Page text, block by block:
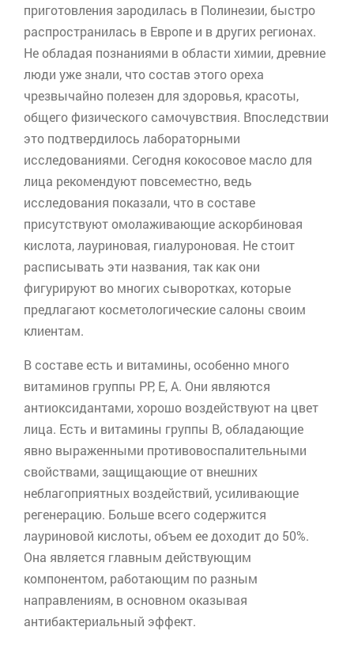
приготовления зародилась в Полинезии, быстро
распространилась в Европе и в других регионах.
Не обладая познаниями в области химии, древние
люди уже знали, что состав этого ореха
чрезвычайно полезен для здоровья, красоты,
общего физического самочувствия. Впоследствии
это подтвердилось лабораторными
исследованиями. Сегодня кокосовое масло для
лица рекомендуют повсеместно, ведь
исследования показали, что в составе
присутствуют омолаживающие аскорбиновая
кислота, лауриновая, гиалуроновая. Не стоит
расписывать эти названия, так как они
фигурируют во многих сыворотках, которые
предлагают косметологические салоны своим
клиентам.
В составе есть и витамины, особенно много
витаминов группы РР, Е, А. Они являются
антиоксидантами, хорошо воздействуют на цвет
лица. Есть и витамины группы В, обладающие
явно выраженными противовоспалительными
свойствами, защищающие от внешних
неблагоприятных воздействий, усиливающие
регенерацию. Больше всего содержится
лауриновой кислоты, объем ее доходит до 50%.
Она является главным действующим
компонентом, работающим по разным
направлениям, в основном оказывая
антибактериальный эффект.